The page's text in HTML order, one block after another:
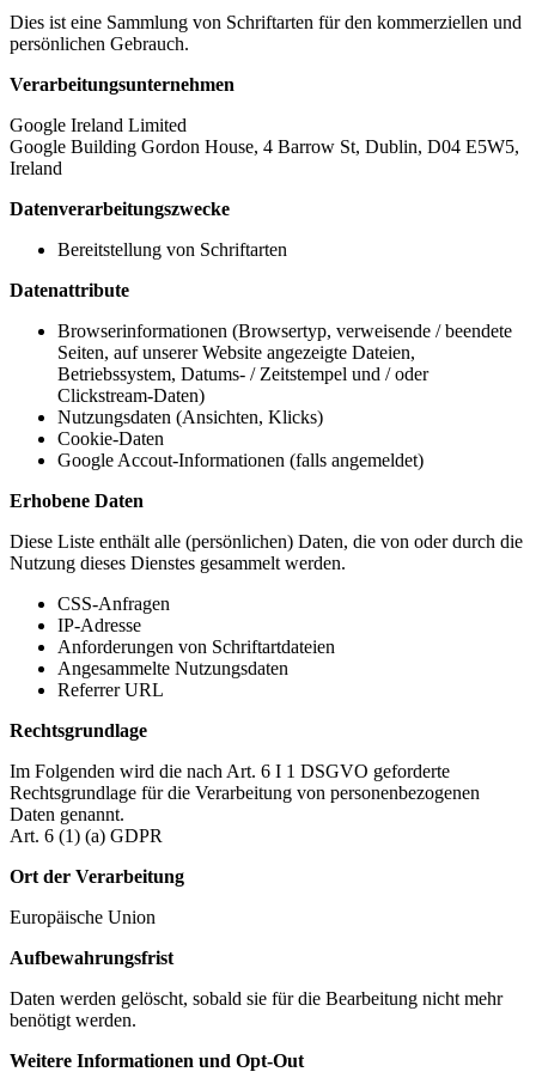
Dies ist eine Sammlung von Schriftarten für den kommerziellen und
persönlichen Gebrauch.
Verarbeitungsunternehmen
Google Ireland Limited
Google Building Gordon House, 4 Barrow St, Dublin, D04 E5W5,
Ireland
Datenverarbeitungszwecke
Bereitstellung von Schriftarten
Datenattribute
Browserinformationen (Browsertyp, verweisende / beendete
Seiten, auf unserer Website angezeigte Dateien,
Betriebssystem, Datums- / Zeitstempel und / oder
Clickstream-Daten)
Nutzungsdaten (Ansichten, Klicks)
Cookie-Daten
Google Accout-Informationen (falls angemeldet)
Erhobene Daten
Diese Liste enthält alle (persönlichen) Daten, die von oder durch die
Nutzung dieses Dienstes gesammelt werden.
CSS-Anfragen
IP-Adresse
Anforderungen von Schriftartdateien
Angesammelte Nutzungsdaten
Referrer URL
Rechtsgrundlage
Im Folgenden wird die nach Art. 6 I 1 DSGVO geforderte
Rechtsgrundlage für die Verarbeitung von personenbezogenen
Daten genannt.
Art. 6 (1) (a) GDPR
Ort der Verarbeitung
Europäische Union
Aufbewahrungsfrist
Daten werden gelöscht, sobald sie für die Bearbeitung nicht mehr
benötigt werden.
Weitere Informationen und Opt-Out